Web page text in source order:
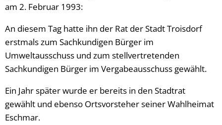
am 2. Februar 1993:
An diesem Tag hatte ihn der Rat der Stadt Troisdorf
erstmals zum Sachkundigen Bürger im
Umweltausschuss und zum stellvertretenden
Sachkundigen Bürger im Vergabeausschuss gewählt.
Ein Jahr später wurde er bereits in den Stadtrat
gewählt und ebenso Ortsvorsteher seiner Wahlheimat
Eschmar.